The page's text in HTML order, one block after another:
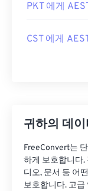
PKT 에게
CST 에게
귀하의 데
FreeConvert는
하게 보호합니다.
디오, 문서 등 어
보호합니다. 고급